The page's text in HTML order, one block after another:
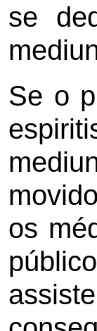
se
Se o
os